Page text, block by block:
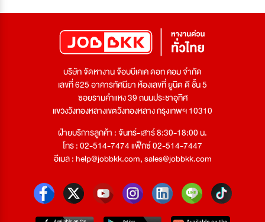
บริษัท จัดหางาน จ๊อบบีเคเค ดอท คอม จำกัด
เลขที่ 625 อาคารทัศนียา ห้องเลขที่ ยูนิต ดี ชั้น 5
ซอยรามคำแหง 39 ถนนประชาอุทิศ
แขวงวังทองหลางเขตวังทองหลาง กรุงเทพฯ 10310
ฝ่ายบริการลูกค้า : จันทร์-เสาร์ 8:30-18:00 น.
โทร : 02-514-7474 แฟ็กซ์ 02-514-7447
อีเมล :help@jobbkk.com,sales@jobbkk.com